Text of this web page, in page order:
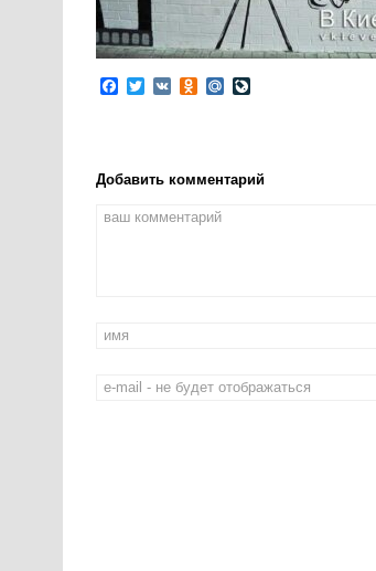
Facebook
Twitter
VK Odnoklassniki
Mail.Ru
Добавить комментарий